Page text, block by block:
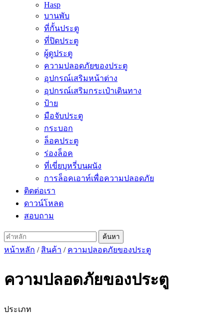
Hasp
บานพับ
ที่กั้นประตู
ที่ปิดประตู
ผู้ดูประตู
ความปลอดภัยของประตู
อุปกรณ์เสริมหน้าต่าง
อุปกรณ์เสริมกระเป๋าเดินทาง
ป้าย
มือจับประตู
กระบอก
ล็อคประตู
ร่องล็อค
ที่เขี่ยบุหรี่บนผนัง
การล็อคเอาท์เพื่อความปลอดภัย
ติดต่อเรา
ดาวน์โหลด
สอบถาม
หน้าหลัก / สินค้า / ความปลอดภัยของประตู
ความปลอดภัยของประตู
ประเภท